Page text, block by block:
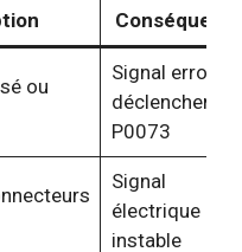
ou
Signal erroné,
P0073
Signal
électrique
instable